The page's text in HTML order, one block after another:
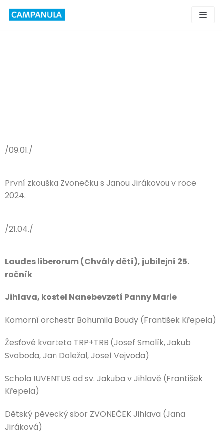
Skip
to
/09.01./
První zkouška Zvonečku s Janou Jirákovou v roce
2024.
/21.04./
Laudes liberorum (Chvály dětí), jubilejní 25.
ročník
Jihlava, kostel Nanebevzetí Panny Marie
Komorní orchestr Bohumila Boudy (František Křepela)
Žesťové kvarteto TRP+TRB (Josef Smolík, Jakub
Svoboda, Jan Doležal, Josef Vejvoda)
Schola IUVENTUS od sv. Jakuba v Jihlavě (František
Křepela)
Dětský pěvecký sbor ZVONEČEK Jihlava (Jana
Jiráková)